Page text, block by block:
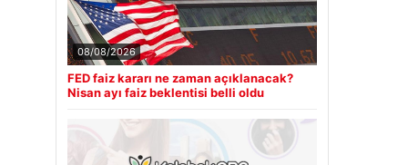
08/08/2026
FED faiz kararı ne zaman açıklanacak?
Nisan ayı faiz beklentisi belli oldu